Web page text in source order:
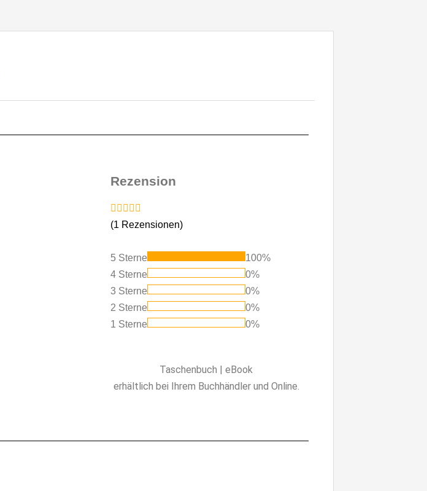
Rezension
(1 Rezensionen)
5 Sterne
100%
4 Sterne
0%
3 Sterne
0%
2 Sterne
0%
1 Sterne
0%
Taschenbuch | eBook
erhältlich bei Ihrem Buchhändler und Online.